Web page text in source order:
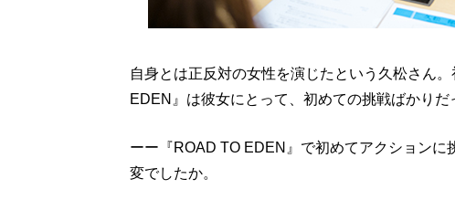
自身とは正反対の女性を演じたという久松さん
EDEN』は彼女にとって、初めての挑戦ばかりだ
ーー『ROAD TO EDEN』で初めてアクション
変でしたか。